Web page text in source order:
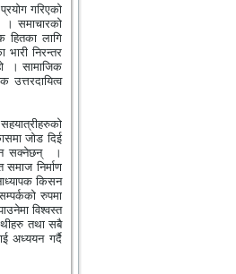
गरिएको
। समाचारको
हितका लागि
भारी निरन्तर
। सामाजिक
जोड दिई
सक्नेछन्
।
समाज निर्माण
किसन
रुपमा
विश्वस्त
तथा सबै
अध्ययन गर्दै